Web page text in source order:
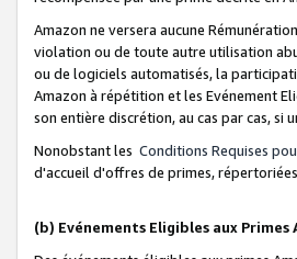
Amazon ne versera aucune
violation ou de toute autre utilisation
ou de logiciels automatisés, la
Amazon à répétition et les Evénement
son entière discrétion, au cas par cas, si
Nonobstant les Conditions Requises
d'accueil d'offres de primes,
(b) Evénements Eligibles aux Primes